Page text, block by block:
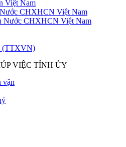
Việt Nam
CHXHCN Việt Nam
Nước CHXHCN Việt Nam
(TTXVN)
VIỆC TỈNH ỦY
vận